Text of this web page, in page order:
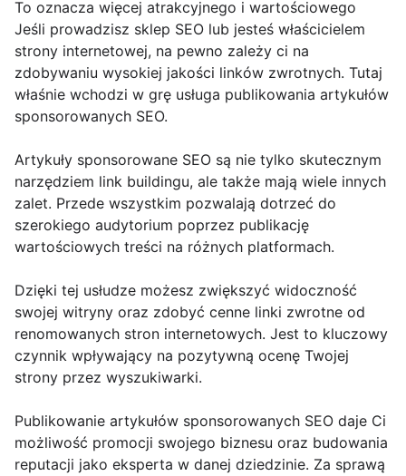
To oznacza więcej atrakcyjnego i wartościowego
Jeśli prowadzisz sklep SEO lub jesteś właścicielem
strony internetowej, na pewno zależy ci na
zdobywaniu wysokiej jakości linków zwrotnych. Tutaj
właśnie wchodzi w grę usługa publikowania artykułów
sponsorowanych SEO.
Artykuły sponsorowane SEO są nie tylko skutecznym
narzędziem link buildingu, ale także mają wiele innych
zalet. Przede wszystkim pozwalają dotrzeć do
szerokiego audytorium poprzez publikację
wartościowych treści na różnych platformach.
Dzięki tej usłudze możesz zwiększyć widoczność
swojej witryny oraz zdobyć cenne linki zwrotne od
renomowanych stron internetowych. Jest to kluczowy
czynnik wpływający na pozytywną ocenę Twojej
strony przez wyszukiwarki.
Publikowanie artykułów sponsorowanych SEO daje Ci
możliwość promocji swojego biznesu oraz budowania
reputacji jako eksperta w danej dziedzinie. Za sprawą